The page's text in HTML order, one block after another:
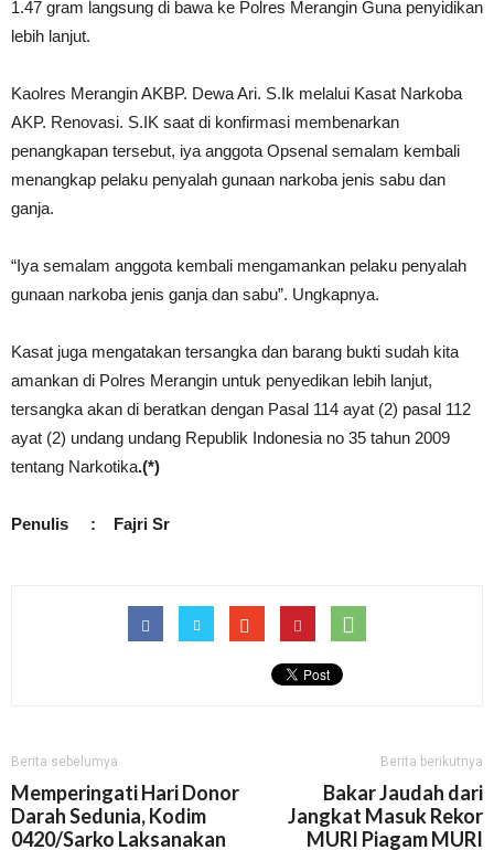
1.47 gram langsung di bawa ke Polres Merangin Guna penyidikan
lebih lanjut.
Kaolres Merangin AKBP. Dewa Ari. S.Ik melalui Kasat Narkoba
AKP. Renovasi. S.IK saat di konfirmasi membenarkan
penangkapan tersebut, iya anggota Opsenal semalam kembali
menangkap pelaku penyalah gunaan narkoba jenis sabu dan
ganja.
“Iya semalam anggota kembali mengamankan pelaku penyalah
gunaan narkoba jenis ganja dan sabu”. Ungkapnya.
Kasat juga mengatakan tersangka dan barang bukti sudah kita
amankan di Polres Merangin untuk penyedikan lebih lanjut,
tersangka akan di beratkan dengan Pasal 114 ayat (2) pasal 112
ayat (2) undang undang Republik Indonesia no 35 tahun 2009
tentang Narkotika.(*)
Penulis : Fajri Sr
Berita sebelumya
Memperingati Hari Donor
Darah Sedunia, Kodim
0420/Sarko Laksanakan
Berita berikutnya
Bakar Jaudah dari
Jangkat Masuk Rekor
MURI Piagam MURI